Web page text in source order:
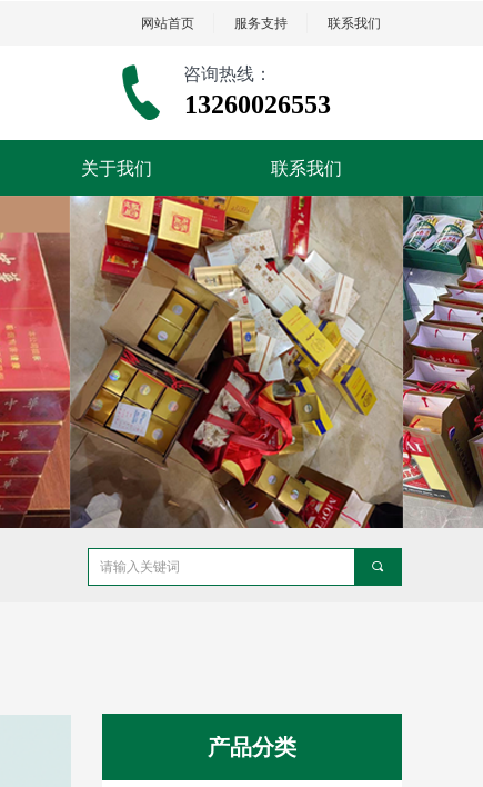
网站首页 服务支持 联系我们
咨询热线：
13260026553
关于我们 联系我们
끠
产品分类